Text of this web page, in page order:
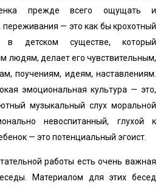
прежде всего ощущать и
переживания — это как бы крохотный
в детском существе, который
людям, делает его чувствительным,
поучениям, идеям, наставлениям.
эмоциональная культура — это,
музыкальный слух моральной
невоспитанный, глухой к
— это потенциальный эгоист.
работы есть очень важная
Материалом для этих бесед